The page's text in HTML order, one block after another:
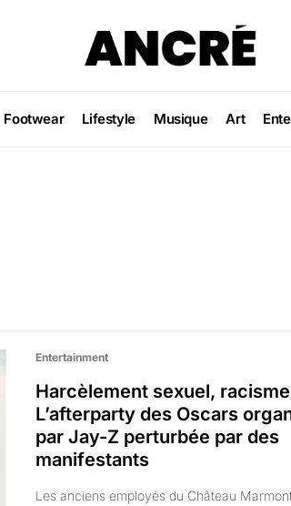
Footwear Lifestyle Musique Art
Entertainment
Harcèlement sexuel,
L’afterparty des Oscars
par Jay-Z perturbée par des
manifestants
Les anciens employés du Château